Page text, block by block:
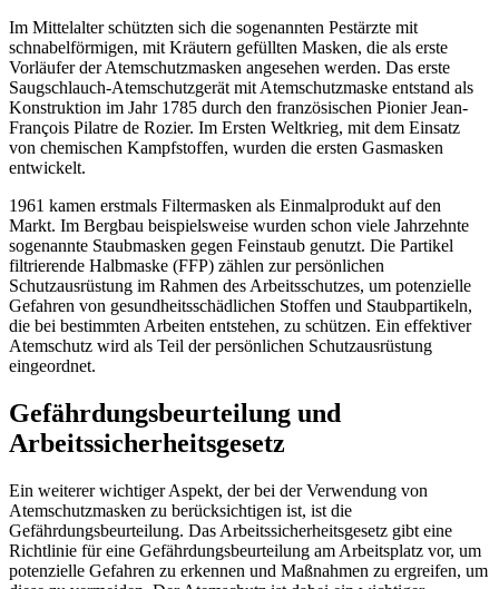
Im Mittelalter schützten sich die sogenannten Pestärzte mit
schnabelförmigen, mit Kräutern gefüllten Masken, die als erste
Vorläufer der Atemschutzmasken angesehen werden. Das erste
Saugschlauch-Atemschutzgerät mit Atemschutzmaske entstand als
Konstruktion im Jahr 1785 durch den französischen Pionier Jean-
François Pilatre de Rozier. Im Ersten Weltkrieg, mit dem Einsatz
von chemischen Kampfstoffen, wurden die ersten Gasmasken
entwickelt.
1961 kamen erstmals Filtermasken als Einmalprodukt auf den
Markt. Im Bergbau beispielsweise wurden schon viele Jahrzehnte
sogenannte Staubmasken gegen Feinstaub genutzt. Die Partikel
filtrierende Halbmaske (FFP) zählen zur persönlichen
Schutzausrüstung im Rahmen des Arbeitsschutzes, um potenzielle
Gefahren von gesundheitsschädlichen Stoffen und Staubpartikeln,
die bei bestimmten Arbeiten entstehen, zu schützen. Ein effektiver
Atemschutz wird als Teil der persönlichen Schutzausrüstung
eingeordnet.
Gefährdungsbeurteilung und
Arbeitssicherheitsgesetz
Ein weiterer wichtiger Aspekt, der bei der Verwendung von
Atemschutzmasken zu berücksichtigen ist, ist die
Gefährdungsbeurteilung. Das Arbeitssicherheitsgesetz gibt eine
Richtlinie für eine Gefährdungsbeurteilung am Arbeitsplatz vor, um
potenzielle Gefahren zu erkennen und Maßnahmen zu ergreifen, um